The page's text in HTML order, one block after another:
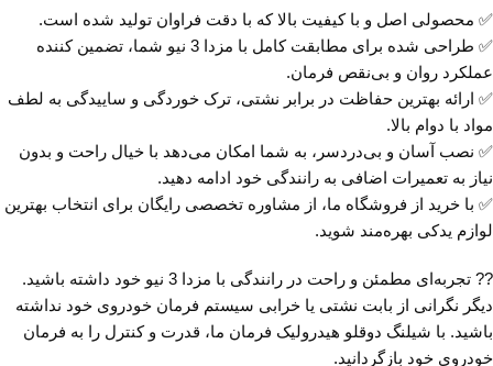
✅ محصولی اصل و با کیفیت بالا که با دقت فراوان تولید شده است.
✅ طراحی شده برای مطابقت کامل با مزدا 3 نیو شما، تضمین کننده
عملکرد روان و بی‌نقص فرمان.
✅ ارائه بهترین حفاظت در برابر نشتی، ترک خوردگی و ساییدگی به لطف
مواد با دوام بالا.
✅ نصب آسان و بی‌دردسر، به شما امکان می‌دهد با خیال راحت و بدون
نیاز به تعمیرات اضافی به رانندگی خود ادامه دهید.
✅ با خرید از فروشگاه ما، از مشاوره تخصصی رایگان برای انتخاب بهترین
لوازم یدکی بهره‌مند شوید.
?? تجربه‌ای مطمئن و راحت در رانندگی با مزدا 3 نیو خود داشته باشید.
دیگر نگرانی از بابت نشتی یا خرابی سیستم فرمان خودروی خود نداشته
باشید. با شیلنگ دوقلو هیدرولیک فرمان ما، قدرت و کنترل را به فرمان
خودروی خود بازگردانید.